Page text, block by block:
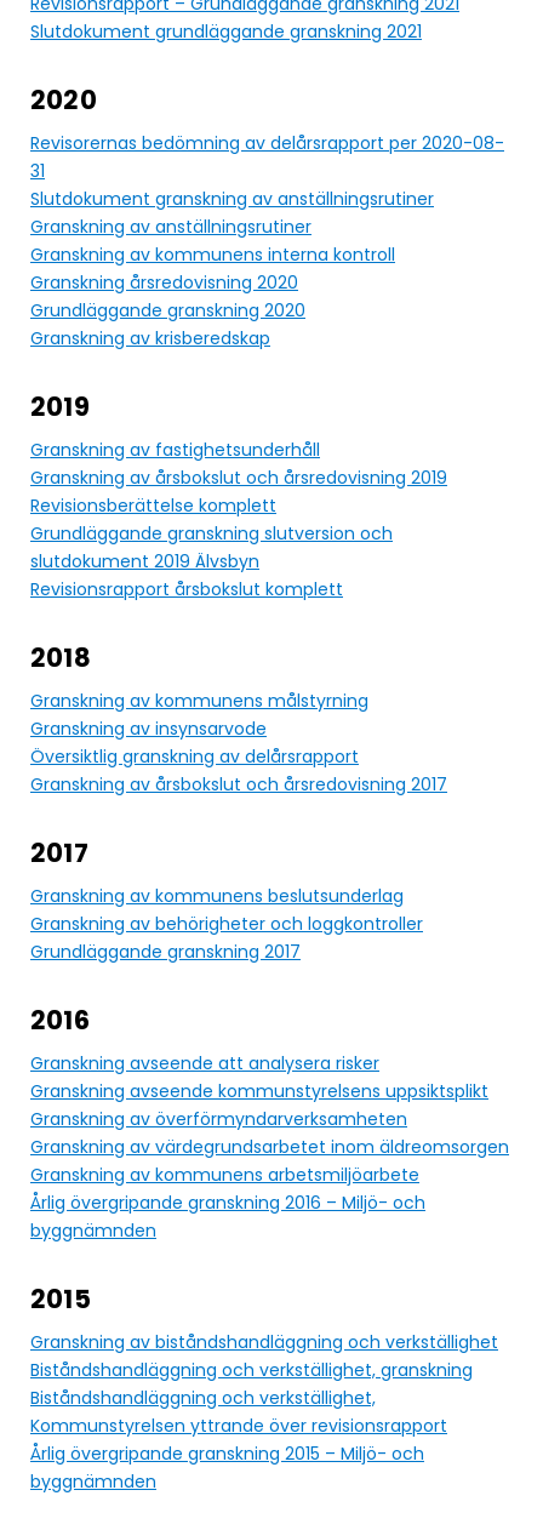
Slutdokument grundläggande granskning 2021
2020
Revisorernas bedömning av delårsrapport per 2020-08-
31
Slutdokument granskning av anställningsrutiner
Granskning av anställningsrutiner
Granskning av kommunens interna kontroll
Granskning årsredovisning 2020
Grundläggande granskning 2020
Granskning av krisberedskap
2019
Granskning av fastighetsunderhåll
Granskning av årsbokslut och årsredovisning 2019
Revisionsberättelse komplett
Grundläggande granskning slutversion och
slutdokument 2019 Älvsbyn
Revisionsrapport årsbokslut komplett
2018
Granskning av kommunens målstyrning
Granskning av insynsarvode
Översiktlig granskning av delårsrapport
Granskning av årsbokslut och årsredovisning 2017
2017
Granskning av kommunens beslutsunderlag
Granskning av behörigheter och loggkontroller
Grundläggande granskning 2017
2016
Granskning avseende att analysera risker
Granskning avseende kommunstyrelsens uppsiktsplikt
Granskning av överförmyndarverksamheten
Granskning av värdegrundsarbetet inom äldreomsorgen
Granskning av kommunens arbetsmiljöarbete
Årlig övergripande granskning 2016 – Miljö- och
byggnämnden
2015
Granskning av biståndshandläggning och verkställighet
Biståndshandläggning och verkställighet, granskning
Biståndshandläggning och verkställighet,
Kommunstyrelsen yttrande över revisionsrapport
Årlig övergripande granskning 2015 – Miljö- och
byggnämnden